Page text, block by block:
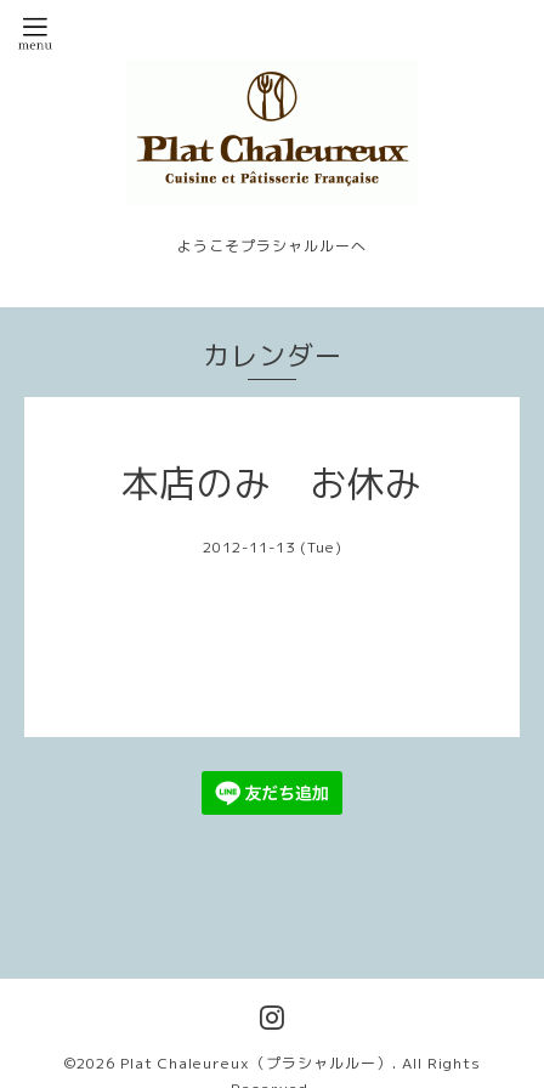
ようこそプラシャルルーへ
カレンダー
本店のみ お休み
2012-11-13 (Tue)
©2026 Plat Chaleureux（プラシャルルー） . All Rights